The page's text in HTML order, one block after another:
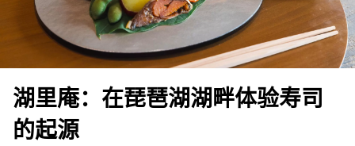
湖里庵：在琵琶湖湖畔体验寿司
的起源